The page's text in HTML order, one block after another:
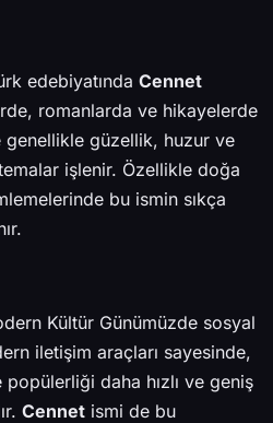
edebiyatında Cennet
romanlarda ve hikayelerde
genellikle güzellik, huzur ve
işlenir. Özellikle doğa
bu ismin sıkça
Kültür Günümüzde sosyal
iletişim araçları sayesinde,
popülerliği daha hızlı ve geniş
Cennet ismi de bu